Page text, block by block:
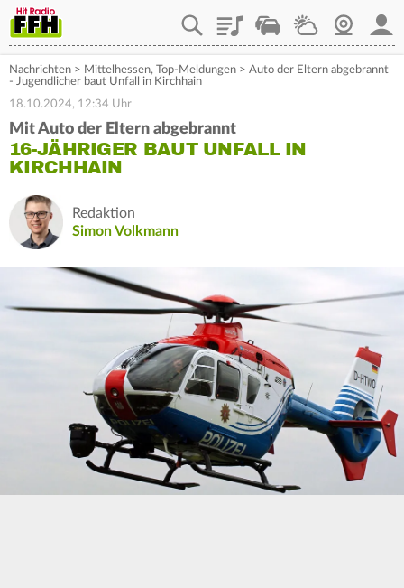
PlaylistStaupilotWetterWebcam
Nachrichten > Mittelhessen, Top-Meldungen > Auto der Eltern abgebrannt
- Jugendlicher baut Unfall in Kirchhain
18.10.2024, 12:34 Uhr
Mit Auto der Eltern abgebrannt
16-JÄHRIGER BAUT UNFALL IN
KIRCHHAIN
Redaktion
Simon Volkmann